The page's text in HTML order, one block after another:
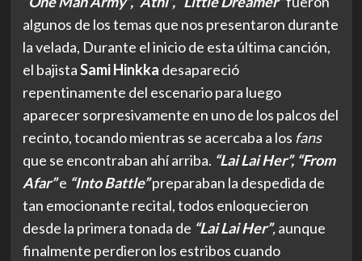
algunos de los temas que nos presentaron durante
la velada, Durante el inicio de esta última canción,
el bajistaSami Hinkka desapareció
repentinamente del escenario para luego
aparecer sorpresivamente en uno de los palcos del
recinto, tocando mientras se acercaba a los fans
que se encontraban ahí arriba. “Lai Lai Her”, “From
Afar”e “Into Battle”preparaban la despedida de
tan emocionante recital, todos enloquecieron
desde la primera tonada de “Lai Lai Her”,aunque
finalmente perdieron los estribos cuando